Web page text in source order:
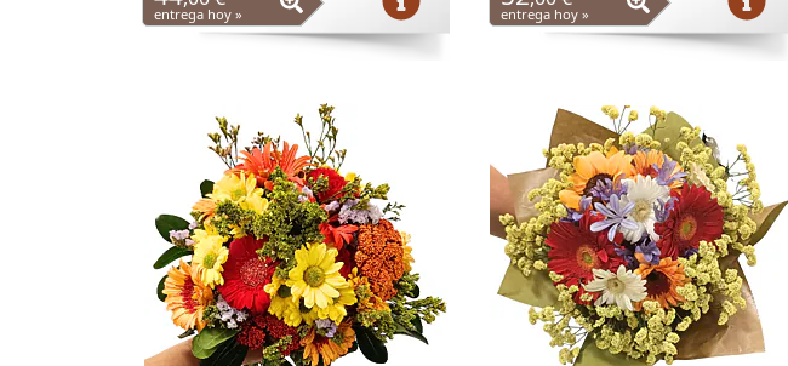
entrega hoy » entrega hoy »